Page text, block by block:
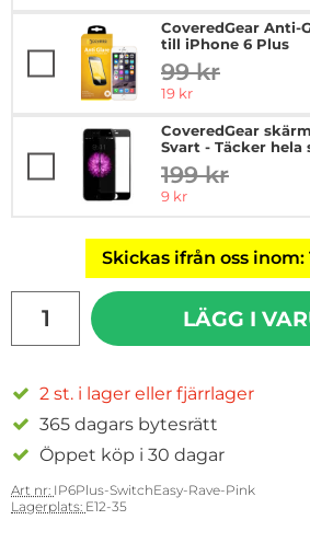
CoveredGear Anti-
till iPhone 6 Plus
tidigare pris
99 kr
rea pris
19 kr
CoveredGear
Svart - Täcker hela
tidigare pris
199 kr
rea pris
9 kr
Skickas ifrån oss inom:
LÄGG I
2 st. i lager eller fjärrlager
365 dagars bytesrätt
Öppet köp i 30 dagar
Art nr: IP6Plus-SwitchEasy-Rave-Pink
Lagerplats: E12-35